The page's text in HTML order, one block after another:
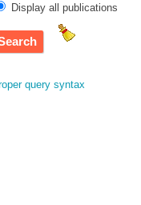
Display all publications
query syntax